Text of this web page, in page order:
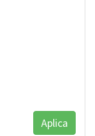
Aplica